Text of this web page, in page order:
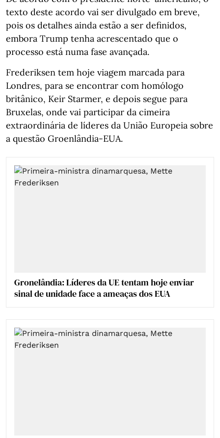
texto deste acordo vai ser divulgado em breve,
pois os detalhes ainda estão a ser definidos,
embora Trump tenha acrescentado que o
processo está numa fase avançada.
Frederiksen tem hoje viagem marcada para
Londres, para se encontrar com homólogo
britânico, Keir Starmer, e depois segue para
Bruxelas, onde vai participar da cimeira
extraordinária de líderes da União Europeia sobre
a questão Groenlândia-EUA.
Gronelândia: Líderes da UE tentam hoje enviar
sinal de unidade face a ameaças dos EUA